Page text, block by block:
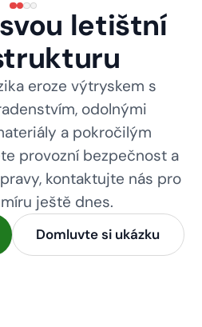
letištní
eroze výtryskem s
odolnými
a pokročilým
provozní bezpečnost a
kontaktujte nás pro
ještě dnes.
Domluvte si ukázku